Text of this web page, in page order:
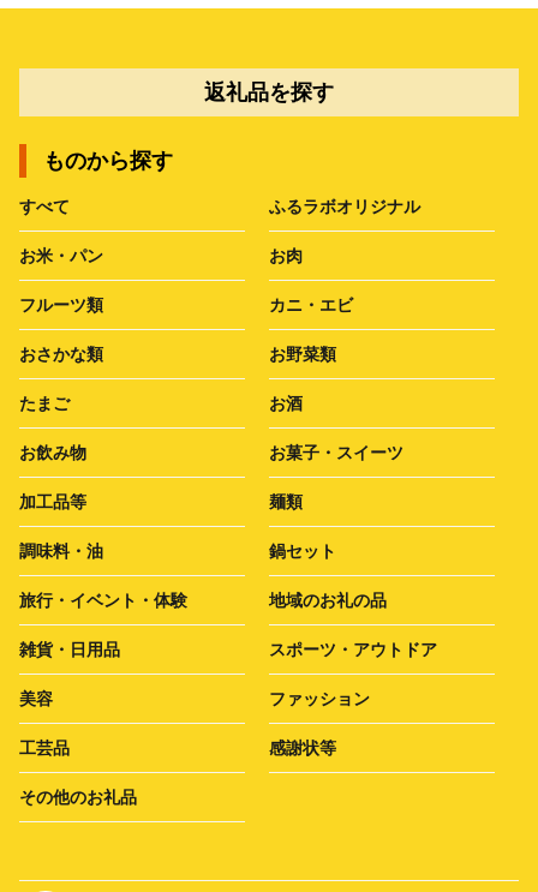
返礼品を探す
ものから探す
すべて ふるラボオリジナル
お米・パン お肉
フルーツ類 カニ・エビ
おさかな類 お野菜類
たまご お酒
お飲み物 お菓子・スイーツ
加工品等 麺類
調味料・油 鍋セット
旅行・イベント・体験 地域のお礼の品
雑貨・日用品 スポーツ・アウトドア
美容 ファッション
工芸品 感謝状等
その他のお礼品